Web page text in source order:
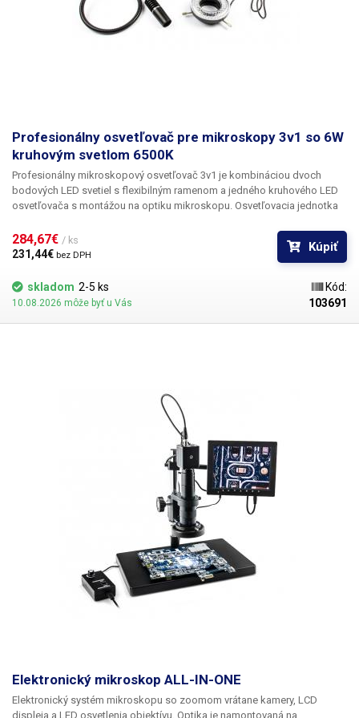
Profesionálny osvetľovač pre mikroskopy 3v1 so 6W
kruhovým svetlom 6500K
Profesionálny mikroskopový osvetľovač 3v1 je kombináciou dvoch
bodových LED svetiel s flexibilným ramenom a jedného kruhového LED
osvetľovača s montážou na optiku mikroskopu. Osvetľovacia jednotka
napájaná adaptérom 5 V/2 A, základňa má
dva výstupy na pripojenie
jedného alebo dvoch osvetľovačov
v kombinácii jedno/dve ramená
alebo jedno rameno/krúžkový osvetľovač. Každý výstup má samostatné
ovládanie jasu, takže si môžete nastaviť osvetlenie presne podľa svojich
potrieb. Pomocou
flexibilných ramien so 45 cm, 3W 6500K LED diódou
môžete dokonale osvetliť pozorovaný objekt z jedného alebo dvoch
bodov, čím sa eliminujú nežiaduce tiene a odlesky na vzorke. Čipy LED
optimálne osvetlenie ho možno kombinovať s jedným flexibilným
osvetľovač pre optiku má 3 aretačné skrutky na upevnenie
svetla na tubus alebo objektív mikroskopu s priemerom 24-61 mm
kruhovému osvetľovaču sa dodáva aj redukčný krúžok s vonkajším
závitom 46 mm, ktorý je určený pre niektoré typy mikroskopov.
Profesionálne osvetlenie je univerzálne, vhodné pre všetky bežné
mikroskopy a pozorovanie objektov a vzoriek v laboratóriách a
chemickom priemysle, v biológii, v školách, vývojových a serivných
centrách. Osvetľovacia jednotka sa môže použiť aj v iných aplikáciách,
kde sa vyžaduje smerové osvetlenie pozorovaného objektu, napríklad
ako servisná lampa pri opravách elektroniky.Obsah balenia:
reguláciou jasu, 2x flexibilné 45 cm rameno, 1x osvetlenie s kruhovou
optikou, napájací adaptér.
284,67€ / ks
231,44€ bez DPH
Kúpiť
skladom 2-5 ks
10.08.2026 môže byť u Vás
Kód:
103691
Elektronický mikroskop ALL-IN-ONE
Elektronický systém mikroskopu so zoomom vrátane kamery, LCD
displeja a LED osvetlenia objektívu. Optika je namontovaná na